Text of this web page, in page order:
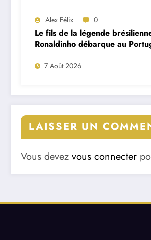
Alex Félix 0
Le fils de la légende
Ronaldinho débarque au
7 Août 2026
LAISSER UN
Vous devez vous connecter